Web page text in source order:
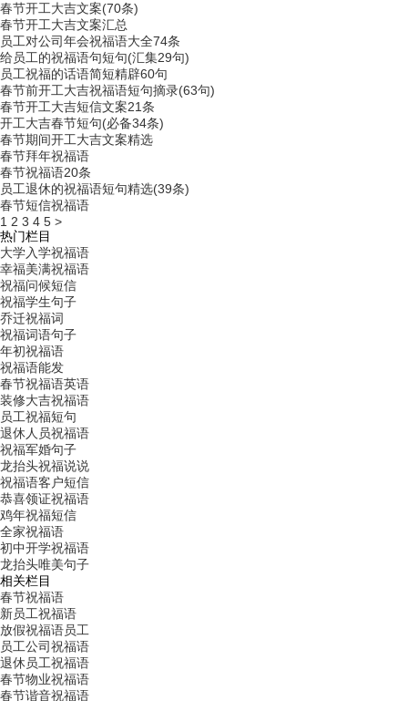
春节开工大吉文案(70条)
春节开工大吉文案汇总
员工对公司年会祝福语大全74条
给员工的祝福语句短句(汇集29句)
员工祝福的话语简短精辟60句
春节前开工大吉祝福语短句摘录(63句)
春节开工大吉短信文案21条
开工大吉春节短句(必备34条)
春节期间开工大吉文案精选
春节拜年祝福语
春节祝福语20条
员工退休的祝福语短句精选(39条)
春节短信祝福语
1 2 3 4 5 >
热门栏目
大学入学祝福语
幸福美满祝福语
祝福问候短信
祝福学生句子
乔迁祝福词
祝福词语句子
年初祝福语
祝福语能发
春节祝福语英语
装修大吉祝福语
员工祝福短句
退休人员祝福语
祝福军婚句子
龙抬头祝福说说
祝福语客户短信
恭喜领证祝福语
鸡年祝福短信
全家祝福语
初中开学祝福语
龙抬头唯美句子
相关栏目
春节祝福语
新员工祝福语
放假祝福语员工
员工公司祝福语
退休员工祝福语
春节物业祝福语
春节谐音祝福语